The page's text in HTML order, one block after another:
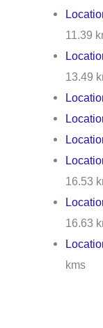
11.39
13.49
16.53
16.63
kms